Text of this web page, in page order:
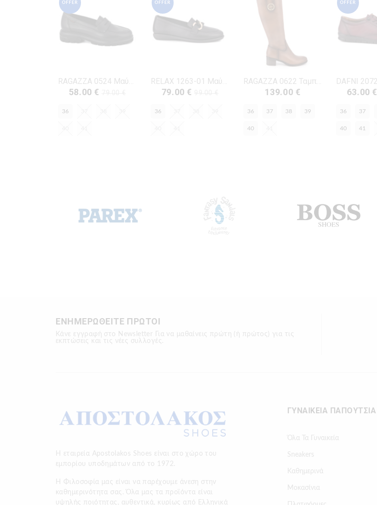
OFFER
RAGAZZA 0524 Μαύρο Δέρμα
58.00 €
36
OFFER
RELAX 1263-01 Μαύρο Δέρμα
79.00 €
36
RAGAZZA 0622 Ταμπά Δέρμα
139.00 €
36 37 38 39
40
OFFER
63.00 €
36 37
40 41
ΕΝΗΜΕΡΩΘΕΙΤΕ ΠΡΩΤΟΙ
Κάνε εγγραφή στο Newsletter Για να μαθαίνεις πρώτη (ή πρώτος) για τις
εκπτώσεις και τις νέες συλλογές.
Η εταιρεία Apostolakos Shoes είναι στο χώρο του
εμπορίου υποδημάτων από το 1972.
H Φιλοσοφία μας είναι να παρέχουμε άνεση στην
καθημερινότητα σας. Όλα μας τα προϊόντα είναι
υψηλής ποιότητας, αυθεντικά, κυρίως από Ελληνικά
ΓΥΝΑΙΚΕΙΑ ΠΑΠΟΥΤΣΙΑ
Όλα Τα Γυναικεία
Sneakers
Καθημερινά
Μοκασίνια